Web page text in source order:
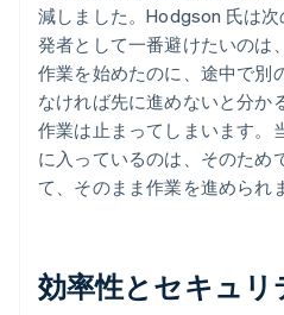
減しました。Hodgson 氏は
発者として一番避けたいのは
作業を始めたのに、途中で別
なければ先に進めないと分か
作業は止まってしまいます。
に入っているのは、そのため
て、そのまま作業を進められ
効率性とセキュリ